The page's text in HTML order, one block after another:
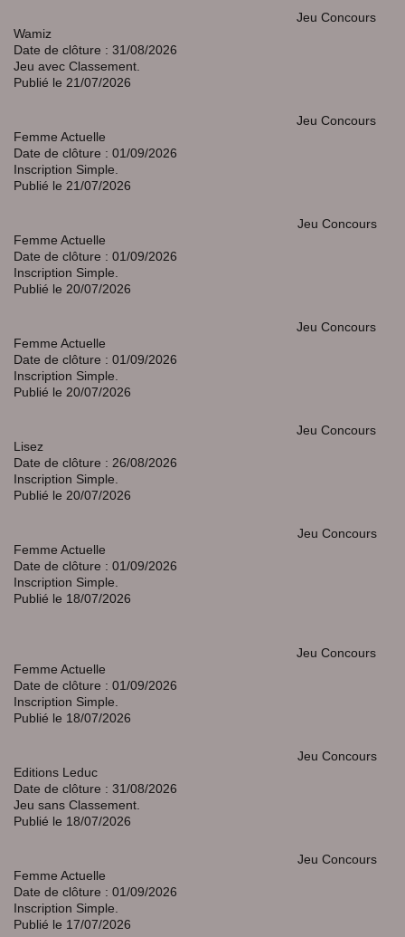
Jeu Concours
Wamiz
Date de clôture : 31/08/2026
Jeu avec Classement.
Publié le 21/07/2026
Jeu Concours
Femme Actuelle
Date de clôture : 01/09/2026
Inscription Simple.
Publié le 21/07/2026
Jeu Concours
Femme Actuelle
Date de clôture : 01/09/2026
Inscription Simple.
Publié le 20/07/2026
Jeu Concours
Femme Actuelle
Date de clôture : 01/09/2026
Inscription Simple.
Publié le 20/07/2026
Jeu Concours
Lisez
Date de clôture : 26/08/2026
Inscription Simple.
Publié le 20/07/2026
Jeu Concours
Femme Actuelle
Date de clôture : 01/09/2026
Inscription Simple.
Publié le 18/07/2026
Jeu Concours
Femme Actuelle
Date de clôture : 01/09/2026
Inscription Simple.
Publié le 18/07/2026
Jeu Concours
Editions Leduc
Date de clôture : 31/08/2026
Jeu sans Classement.
Publié le 18/07/2026
Jeu Concours
Femme Actuelle
Date de clôture : 01/09/2026
Inscription Simple.
Publié le 17/07/2026